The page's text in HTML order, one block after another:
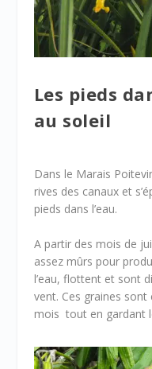
Les pieds
au soleil
Dans le Marais
rives des canaux et
pieds dans l’eau.
A partir des mois de
assez mûrs pour
l’eau, flottent et sont
vent. Ces graines
mois tout en gardant